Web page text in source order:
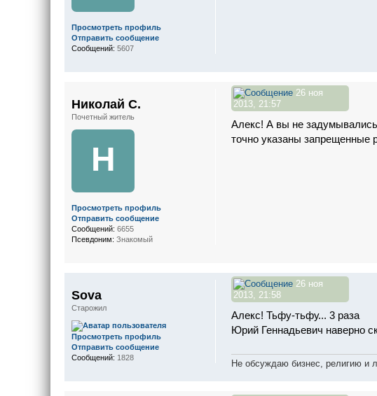
Просмотреть профиль
Отправить сообщение
Сообщений: 5607
26 ноя
2013, 21:57
Алекс! А вы не
точно указаны запрещенные
Николай С.
Почетный житель
Н
Просмотреть профиль
Отправить сообщение
Сообщений: 6655
Псевдоним: Знакомый
26 ноя
2013, 21:58
Алекс! Тьфу-тьфу... 3 раза
Юрий Геннадьевич наверно
Не обсуждаю бизнес, религию и
Sova
Старожил
Просмотреть профиль
Отправить сообщение
Сообщений: 1828